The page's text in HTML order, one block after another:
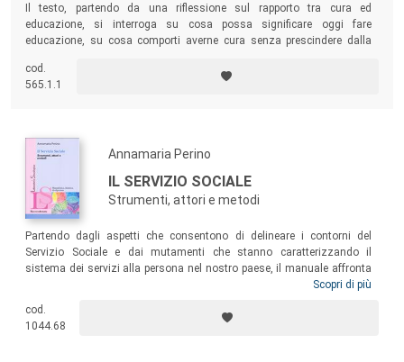
Il testo, partendo da una riflessione sul rapporto tra cura ed
educazione, si interroga su cosa possa significare oggi fare
educazione, su cosa comporti averne cura senza prescindere dalla
nell’intento di fornire, per chi a questo lavoro si accosta o per chi lo
svolge da tempo, appunti per la propria pratica.
cod.
565.1.1
Annamaria Perino
IL SERVIZIO SOCIALE
Strumenti, attori e metodi
Partendo dagli aspetti che consentono di delineare i contorni del
Servizio Sociale e dai mutamenti che stanno caratterizzando il
sistema dei servizi alla persona nel nostro paese, il manuale affronta
le tematiche che un assistente sociale dovrebbe padroneggiare per
principi e valori agli strumenti di lavoro, dalle funzioni che connotano
la professione alle diverse tipologie di intervento.
Scopri di più
cod.
1044.68